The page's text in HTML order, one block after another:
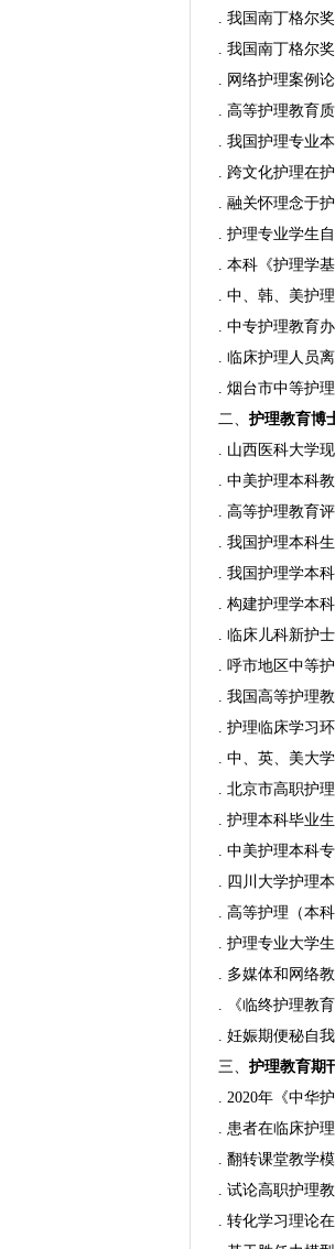
. 我国南丁格尔
. 我国南丁格尔
. 网络护理案例
. 高等护理教育
. 我国护理专业
. 跨文化护理在
. 融关怀理念于
. 护理专业学生
. 本科《护理学
. 中、韩、美护
. 中专护理教育
. 临床护理人员
. 烟台市中等护
二、 护理教育博
. 山西医科大学
. 中美护理本科
. 高等护理教育
. 我国护理本科
. 我国护理学本
. 构建护理学本
. 临床儿科新护
. 呼市地区中等
. 我国高等护理
. 护理临床学习
. 中、英、美大
. 北京市高职护
. 护理本科毕业
. 中美护理本科
. 四川大学护理
. 高等护理（本
. 护理专业大学
. 多媒体和网络
. 《临终护理教
. 妊娠期便秘自
三、 护理教育期
. 2020年《中华
. 患者在临床护
. 翻转课堂教学
. 试论高职护理
. 转化学习理论